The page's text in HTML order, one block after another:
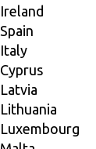
Ireland
Spain
Italy
Cyprus
Latvia
Lithuania
Luxembourg